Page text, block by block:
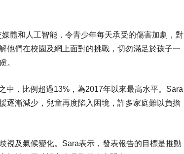
體和人工智能，令青少年每天承受的傷害加劇，對
他們在校園及網上面對的挑戰，切勿滿足於孩子一
。
中，比例超過13%，為2017年以來最高水平。Sara
逐漸減少，兒童再度陷入困境，許多家庭難以負擔
視及氣候變化。Sara表示，發表報告的目標是推動